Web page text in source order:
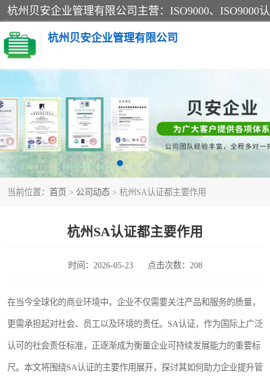
杭州贝安企业管理有限公司
当前位置： 首页 > 公司动态 > 杭州SA认证都主要作用
杭州SA认证都主要作用
时间：2026-05-23 点击次数：208
在当今全球化的商业环境中，企业不仅需要关注产品和服务的质量，
更需承担起对社会、员工以及环境的责任。SA认证，作为国际上广泛
认可的社会责任标准，正逐渐成为衡量企业可持续发展能力的重要标
尺。本文将围绕SA认证的主要作用展开，探讨其如何助力企业提升管
CE认证
SA认证
OHSAS18001认证
45001认证